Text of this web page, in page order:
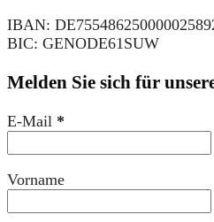
IBAN:
BIC: GENODE61SUW
Melden Sie sich für
E-Mail *
Vorname